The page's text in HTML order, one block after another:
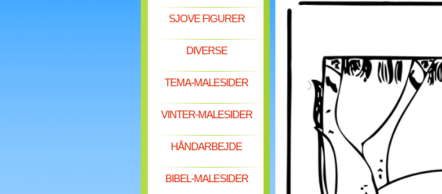
SJOVE FIGURER
DIVERSE
TEMA-MALESIDER
VINTER-MALESIDER
HÅNDARBEJDE
BIBEL-MALESIDER